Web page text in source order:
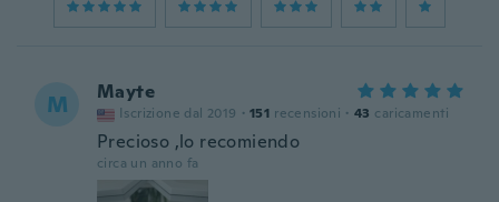
M Mayte
Iscrizione dal 2019 · 151 recensioni · 43 caricamenti
Precioso ,lo recomiendo
circa un anno fa